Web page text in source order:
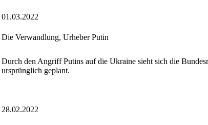
01.03.2022
Die Verwandlung, Urheber Putin
Durch den Angriff Putins auf die Ukraine sieht sich die
ursprünglich geplant.
28.02.2022